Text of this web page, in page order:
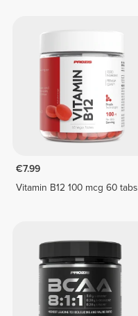
€7.99
Vitamin B12 100 mcg 60 tabs